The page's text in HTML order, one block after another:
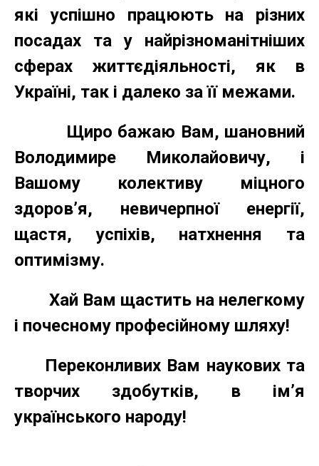
які успішно працюють на різних
посадах та у найрізноманітніших
сферах життєдіяльності, як в
Україні, так і далеко за її межами.
Щиро бажаю Вам, шановний
Володимире Миколайовичу, і
Вашому колективу міцного
здоров’я, невичерпної енергії,
щастя, успіхів, натхнення та
оптимізму.
Хай Вам щастить на нелегкому
і почесному професійному шляху!
Переконливих Вам наукових та
творчих здобутків, в ім’я
українського народу!